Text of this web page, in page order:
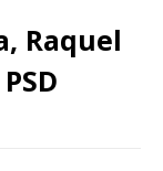
Raquel